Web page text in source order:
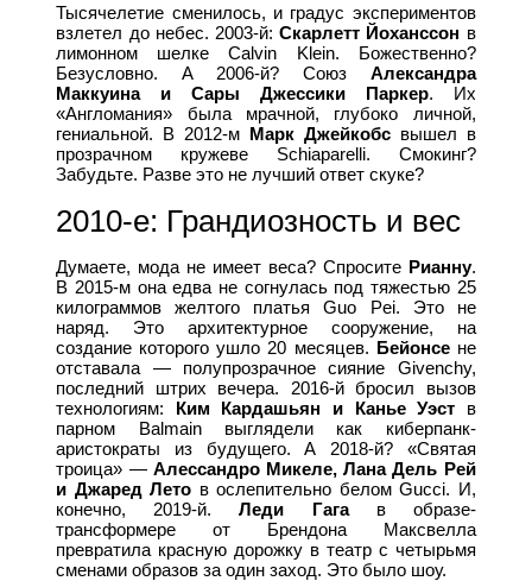
Тысячелетие сменилось, и градус экспериментов
взлетел до небес. 2003-й:Скарлетт Йоханссон в
лимонном шелке Calvin Klein. Божественно?
Безусловно. А 2006-й? Союз Александра
Маккуина и Сары Джессики Паркер. Их
«Англомания» была мрачной, глубоко личной,
гениальной. В 2012-м Марк Джейкобсвышел в
прозрачном кружеве Schiaparelli. Смокинг?
Забудьте. Разве это не лучший ответ скуке?
2010-е: Грандиозность и вес
Думаете, мода не имеет веса? Спросите Рианну.
В 2015-м она едва не согнулась под тяжестью 25
килограммов желтого платья Guo Pei. Это не
наряд. Это архитектурное сооружение, на
создание которого ушло 20 месяцев. Бейонсене
отставала — полупрозрачное сияние Givenchy,
последний штрих вечера. 2016-й бросил вызов
технологиям: Ким Кардашьян и Канье Уэст в
парном Balmain выглядели как киберпанк-
аристократы из будущего. А 2018-й? «Святая
троица» — Алессандро Микеле, Лана Дель Рей
и Джаред Лето в ослепительно белом Gucci. И,
конечно, 2019-й.Леди Гагав образе-
трансформере от Брендона Максвелла
превратила красную дорожку в театр с четырьмя
сменами образов за один заход. Это было шоу.